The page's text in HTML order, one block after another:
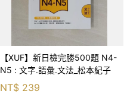
【XUF】新日檢完勝500題 N4-
N5 : 文字.語彙.文法_松本紀子
NT$ 239